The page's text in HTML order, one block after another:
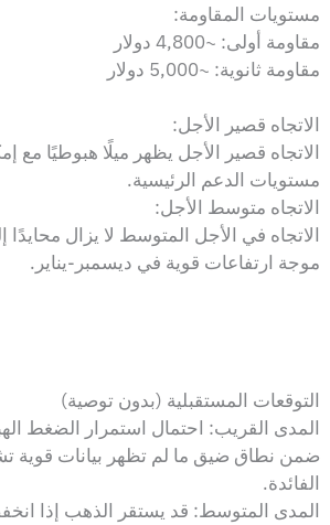
مستويات المقاومة:
مقاومة أولى: ~4,800 دولار
مقاومة ثانوية: ~5,000 دولار
الاتجاه قصير الأجل:
الاتجاه قصير الأجل يظهر ميلًا هبوطيًا مع
مستويات الدعم الرئيسية.
الاتجاه متوسط الأجل:
الاتجاه في الأجل المتوسط لا يزال
موجة ارتفاعات قوية في ديسمبر-يناير.
التوقعات المستقبلية (بدون توصية)
المدى القريب: احتمال استمرار الضغط
ضمن نطاق ضيق ما لم تظهر بيانات قوية
الفائدة.
المدى المتوسط: قد يستقر الذهب إذا